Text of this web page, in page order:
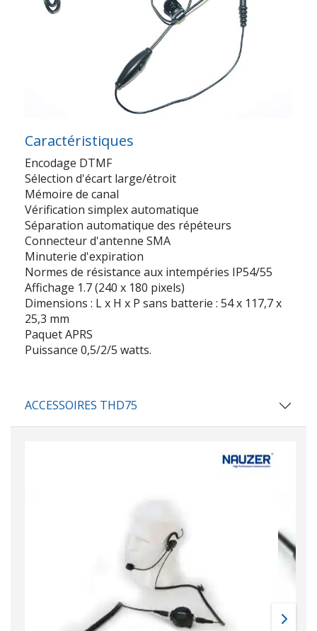
Caractéristiques
Encodage DTMF
Sélection d'écart large/étroit
Mémoire de canal
Vérification simplex automatique
Séparation automatique des répéteurs
Connecteur d'antenne SMA
Minuterie d'expiration
Normes de résistance aux intempéries IP54/55
Affichage 1.7 (240 x 180 pixels)
Dimensions : L x H x P sans batterie : 54 x 117,7 x
25,3 mm
Paquet APRS
Puissance 0,5/2/5 watts.
ACCESSOIRES THD75